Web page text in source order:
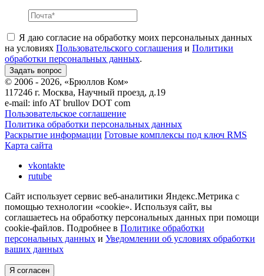
Я даю согласие на обработку моих персональных данных
на условиях Пользовательского соглашения и Политики
обработки персональных данных.
© 2006 - 2026, «Брюллов Ком»
117246 г. Москва, Научный проезд, д.19
e-mail: info AT brullov DOT com
Пользовательское соглашение
Политика обработки персональных данных
Раскрытие информации Готовые комплексы под ключ RMS
Карта сайта
vkontakte
rutube
Сайт использует сервис веб-аналитики Яндекс.Метрика с
помощью технологии «cookie». Используя сайт, вы
соглашаетесь на обработку персональных данных при помощи
cookie-файлов. Подробнее в Политике обработки
персональных данных и Уведомлении об условиях обработки
ваших данных
Я согласен